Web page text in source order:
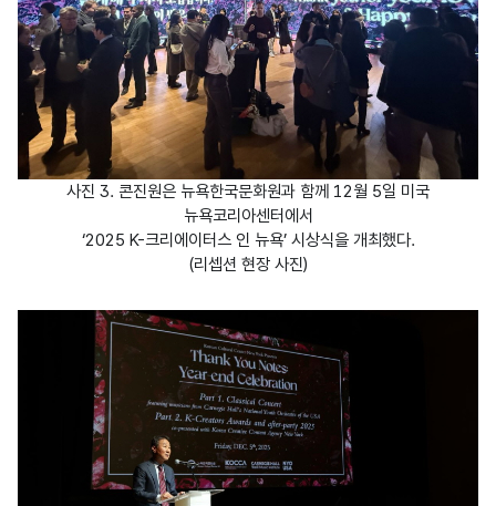
사진 3. 콘진원은 뉴욕한국문화원과 함께 12월 5일 미국
뉴욕코리아센터에서
‘2025 K-크리에이터스 인 뉴욕’ 시상식을 개최했다.
(리셉션 현장 사진)